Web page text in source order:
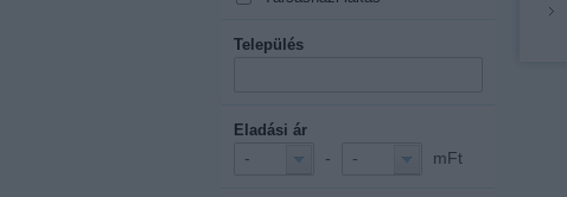
Település
Eladási ár
- - - mFt